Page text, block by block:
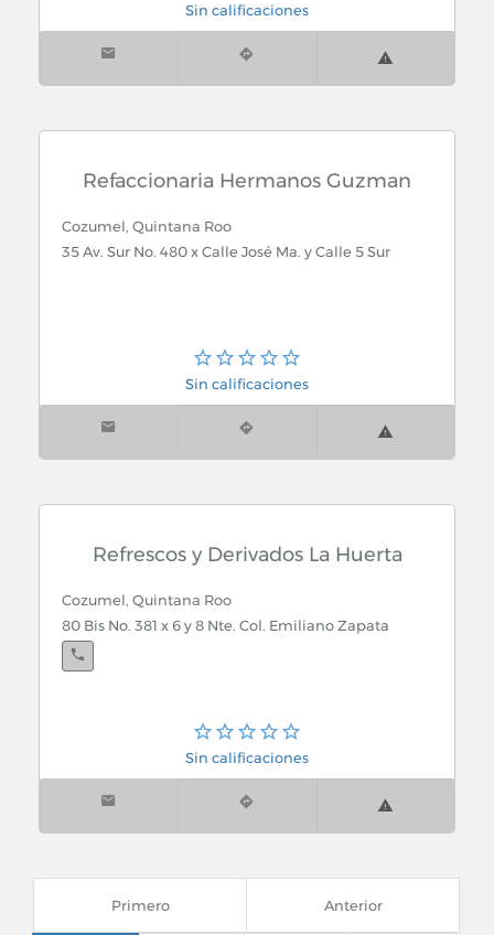
Av. Juárez por 30 Av. Norte S/n
Sin calificaciones
Refaccionaria Hermanos Guzman
Cozumel, Quintana Roo
35 Av. Sur No. 480 x Calle José Ma. y Calle 5 Sur
Sin calificaciones
Refrescos y Derivados La Huerta
Cozumel, Quintana Roo
80 Bis No. 381 x 6 y 8 Nte. Col. Emiliano Zapata
Sin calificaciones
Primero Anterior